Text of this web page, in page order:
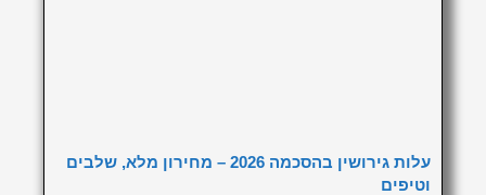
עלות גירושין בהסכמה 2026 – מחירון מלא, שלבים
וטיפים